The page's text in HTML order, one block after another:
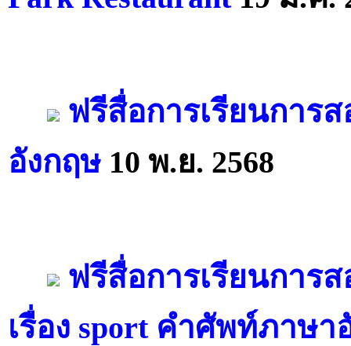
ฟรีสื่อการเรียนการ
อังกฤษ 10 พ.ย. 2568
ฟรีสื่อการเรียนการ
เรื่อง sport คำศัพท์ภาษ